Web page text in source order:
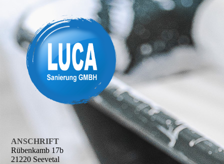
ANSCHRIFT
Rübenkamb 17b
21220 Seevetal